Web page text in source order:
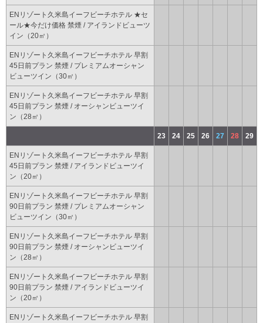
ENリゾート久米島イーフビーチホテル ★セ
ール★今だけ価格 禁煙 / アイランドビューツ
イン（20㎡）
ENリゾート久米島イーフビーチホテル 早割
45日前プラン 禁煙 / プレミアムオーシャン
ビューツイン（30㎡）
ENリゾート久米島イーフビーチホテル 早割
45日前プラン 禁煙 / オーシャンビューツイ
ン（28㎡）
23 24 25 26 27 28 29
ENリゾート久米島イーフビーチホテル 早割
45日前プラン 禁煙 / アイランドビューツイ
ン（20㎡）
ENリゾート久米島イーフビーチホテル 早割
90日前プラン 禁煙 / プレミアムオーシャン
ビューツイン（30㎡）
ENリゾート久米島イーフビーチホテル 早割
90日前プラン 禁煙 / オーシャンビューツイ
ン（28㎡）
ENリゾート久米島イーフビーチホテル 早割
90日前プラン 禁煙 / アイランドビューツイ
ン（20㎡）
ENリゾート久米島イーフビーチホテル 早割